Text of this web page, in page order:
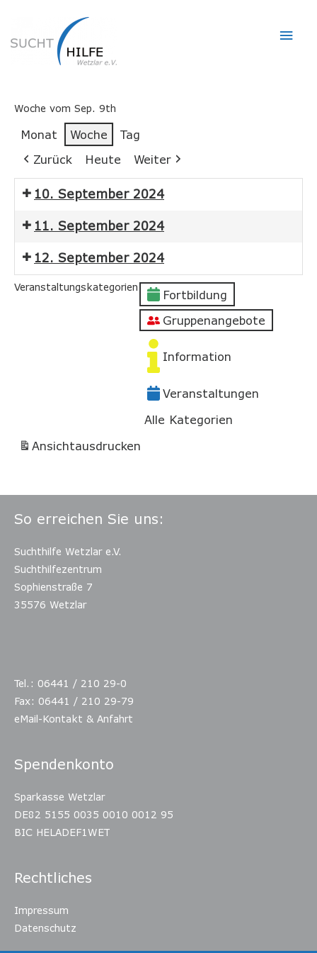
Woche vom Sep. 9th
Monat Woche
Tag
Zurück
Heute Weiter
10. September 2024
11. September 2024
12. September 2024
Veranstaltungskategorien
Fortbildung
Gruppenangebote
Information
Veranstaltungen
Alle Kategorien
Ansichtausdrucken
So erreichen Sie uns:
Suchthilfe Wetzlar e.V.
Suchthilfezentrum
Sophienstraße 7
35576 Wetzlar
Tel.: 06441 / 210 29-0
Fax: 06441 / 210 29-79
eMail-Kontakt & Anfahrt
Spendenkonto
Sparkasse Wetzlar
DE82 5155 0035 0010 0012 95
BIC HELADEF1WET
Rechtliches
Impressum
Datenschutz